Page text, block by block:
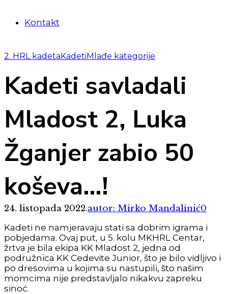
Kontakt
2. HRL kadetaKadetiMlađe kategorije
Kadeti savladali
Mladost 2, Luka
Žganjer zabio 50
koševa…!
24. listopada 2022.autor: Mirko Mandalinić0
Kadeti ne namjeravaju stati sa dobrim igrama i
pobjedama. Ovaj put, u 5. kolu MKHRL Centar,
žrtva je bila ekipa KK Mladost 2, jedna od
podružnica KK Cedevite Junior, što je bilo vidljivo i
po dresovima u kojima su nastupili, što našim
momcima nije predstavljalo nikakvu zapreku
sinoć.